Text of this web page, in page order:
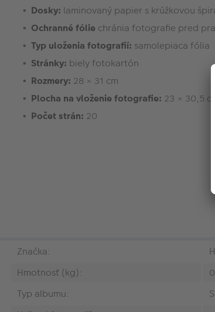
Dosky: laminovaný papier s krúžkovou
Ochranné fólie chránia fotografie pred
Typ uloženia fotografií: samolepiaca fólia
Stránky: biely fotokartón
Rozmery: 28 × 31 cm
Plocha na vloženie fotografie: 23 × 30,5 cm
Počet strán: 20
Značka:
Hmotnosť (kg):
Typ albumu: